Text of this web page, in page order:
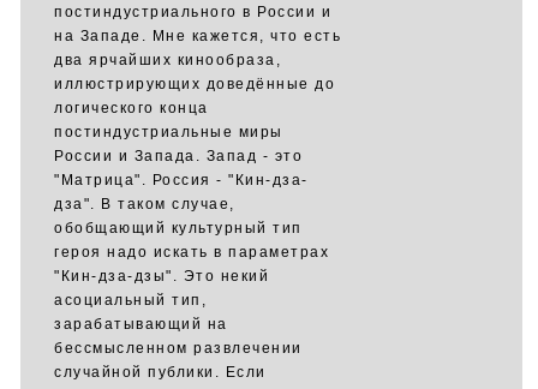
постиндустриального в России и
на Западе. Мне кажется, что есть
два ярчайших кинообраза,
иллюстрирующих доведённые до
логического конца
постиндустриальные миры
России и Запада. Запад - это
"Матрица". Россия - "Кин-дза-
дза". В таком случае,
обобщающий культурный тип
героя надо искать в параметрах
"Кин-дза-дзы". Это некий
асоциальный тип,
зарабатывающий на
бессмысленном развлечении
случайной публики. Если